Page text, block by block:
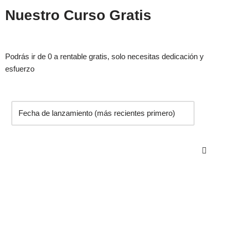
Nuestro Curso Gratis
Podrás ir de 0 a rentable gratis, solo necesitas dedicación y
esfuerzo